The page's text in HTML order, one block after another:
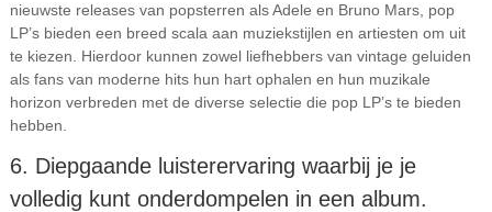
nieuwste releases van popsterren als Adele en Bruno Mars, pop
LP’s bieden een breed scala aan muziekstijlen en artiesten om uit
te kiezen. Hierdoor kunnen zowel liefhebbers van vintage geluiden
als fans van moderne hits hun hart ophalen en hun muzikale
horizon verbreden met de diverse selectie die pop LP’s te bieden
hebben.
6. Diepgaande luisterervaring waarbij je je
volledig kunt onderdompelen in een album.